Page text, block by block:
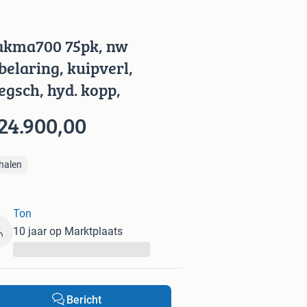
75pk, nw
kuipverl,
hyd. kopp,
Ton
10 jaar op Marktplaats
Bericht